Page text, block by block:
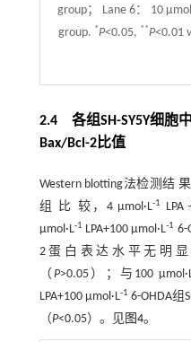
group； Lane 6： 10
group. *P<0.05, **P<0.01
2.4 各组SH-SY5Y细胞
Bax/Bcl-2比值
Western blotting法检测结
组 比 较，4 μmol·L-1 LPA
μmol·L-1 LPA+100 μmol·L-1 6-
2蛋白表达水平无明
（ P>0.05）；与100
LPA+100 μmol·L-1 6-OHDA组
（P<0.05）。见图4。